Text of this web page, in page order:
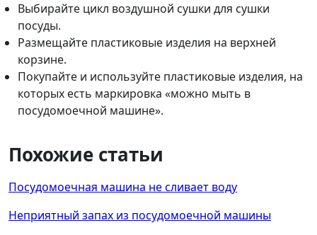
Выбирайте цикл воздушной сушки для сушки
посуды.
Размещайте пластиковые изделия на верхней
корзине.
Покупайте и используйте пластиковые изделия, на
которых есть маркировка «можно мыть в
посудомоечной машине».
Похожие статьи
Посудомоечная машина не сливает воду
Неприятный запах из посудомоечной машины